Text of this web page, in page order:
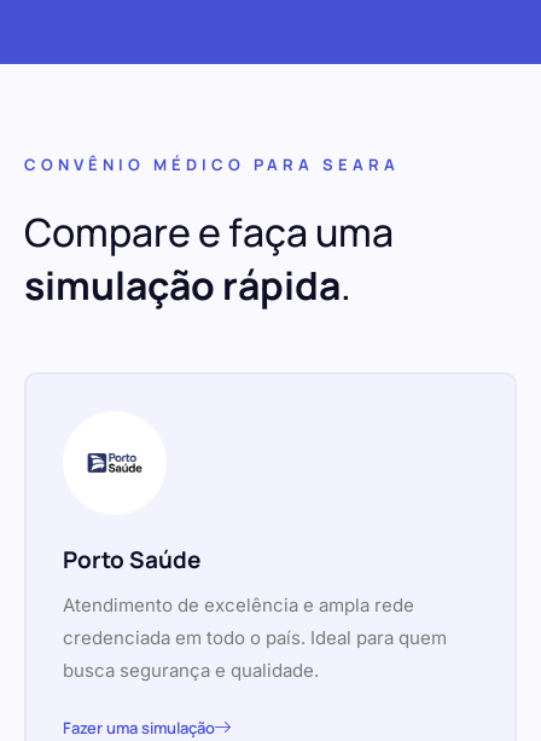
CONVÊNIO MÉDICO PARA SEARA
Compare e faça uma
simulação rápida.
Porto Saúde
Atendimento de excelência e ampla rede
credenciada em todo o país. Ideal para quem
busca segurança e qualidade.
Fazer uma simulação